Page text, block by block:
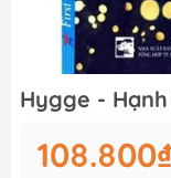
Hygge -